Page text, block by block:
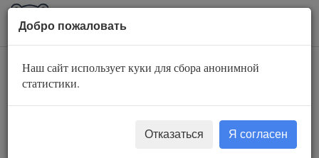
AuBook.org
Маски 6. Маска
зверя
Добро пожаловать
Наш сайт использует куки для сбора анонимной
статистики.
Отказаться Я согласен